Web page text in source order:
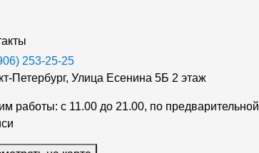
253-25-25
Петербург, Улица Есенина 5Б 2 этаж
работы: с 11.00 до 21.00, по предварительной